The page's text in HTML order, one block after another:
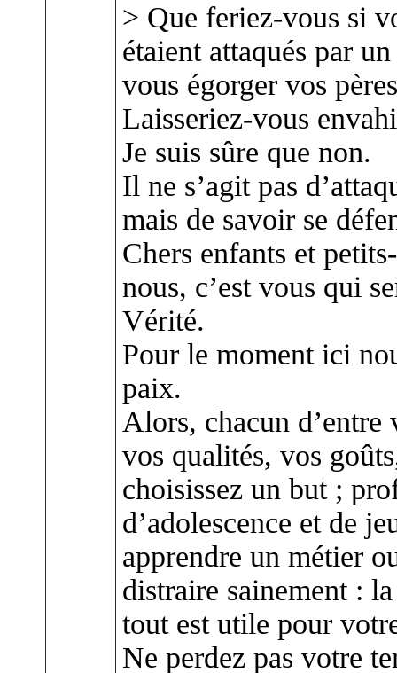
> Que feriez-vous si
étaient attaqués par
vous égorger vos
Laisseriez-vous
Je suis sûre que non.
Il ne s’agit pas
mais de savoir se
Chers enfants et
nous, c’est vous qui
Vérité.
Pour le moment ici
paix.
Alors, chacun d’entre
vos qualités, vos
choisissez un but ;
d’adolescence et de
apprendre un métier
distraire sainement :
tout est utile pour
Ne perdez pas votre